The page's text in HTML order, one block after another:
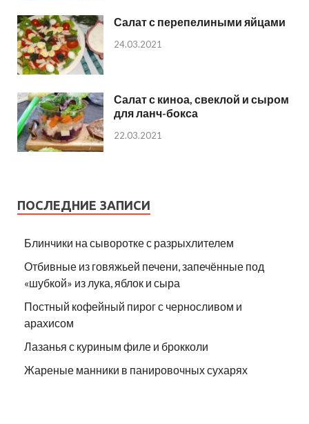
Салат с перепелиными яйцами
24.03.2021
Салат с киноа, свеклой и сыром
для ланч-бокса
22.03.2021
ПОСЛЕДНИЕ ЗАПИСИ
Блинчики на сыворотке с разрыхлителем
Отбивные из говяжьей печени, запечённые под
«шубкой» из лука, яблок и сыра
Постный кофейный пирог с черносливом и
арахисом
Лазанья с куриным филе и брокколи
Жареные манники в панировочных сухарях